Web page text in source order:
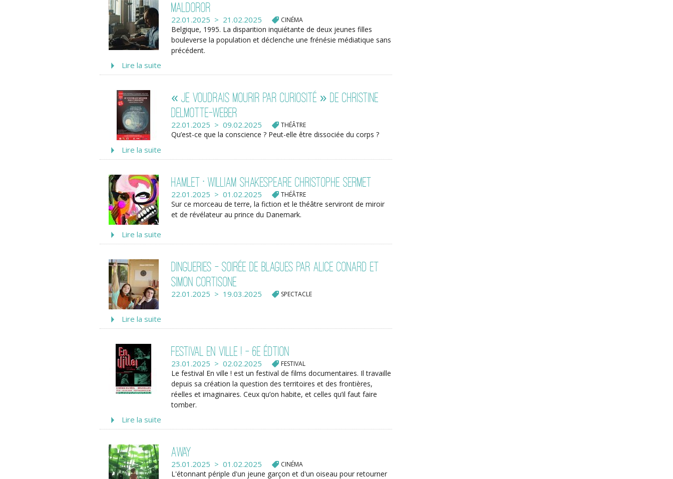
Maldoror
22.01.2025 > 21.02.2025 CINÉMA
Belgique, 1995. La disparition inquiétante de deux jeunes filles
bouleverse la population et déclenche une frénésie médiatique sans
précédent.
Lire la suite
« Je voudrais mourir par curiosité » de Christine
DELMOTTE-WEBER
22.01.2025 > 09.02.2025 THÉÂTRE
Qu’est-ce que la conscience ? Peut-elle être dissociée du corps ?
Lire la suite
Hamlet • William Shakespeare Christophe Sermet
22.01.2025 > 01.02.2025 THÉÂTRE
Sur ce morceau de terre, la fiction et le théâtre serviront de miroir
et de révélateur au prince du Danemark.
Lire la suite
Dingueries - Soirée de blagues par Alice Conard et
Simon Cortisone
22.01.2025 > 19.03.2025 SPECTACLE
Lire la suite
Festival En ville ! - 6e édtion
23.01.2025 > 02.02.2025 FESTIVAL
Le festival En ville ! est un festival de films documentaires. Il travaille
depuis sa création la question des territoires et des frontières,
réelles et imaginaires. Ceux qu’on habite, et celles qu’il faut faire
tomber.
Lire la suite
Away
25.01.2025 > 01.02.2025 CINÉMA
L'étonnant périple d'un jeune garçon et d'un oiseau pour retourner